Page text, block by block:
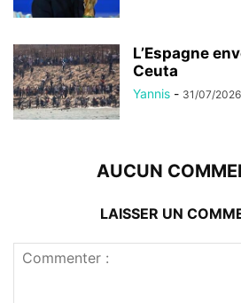
L’Espagne
Ceuta
Yannis - 31/07/2026
AUCUN
LAISSER UN